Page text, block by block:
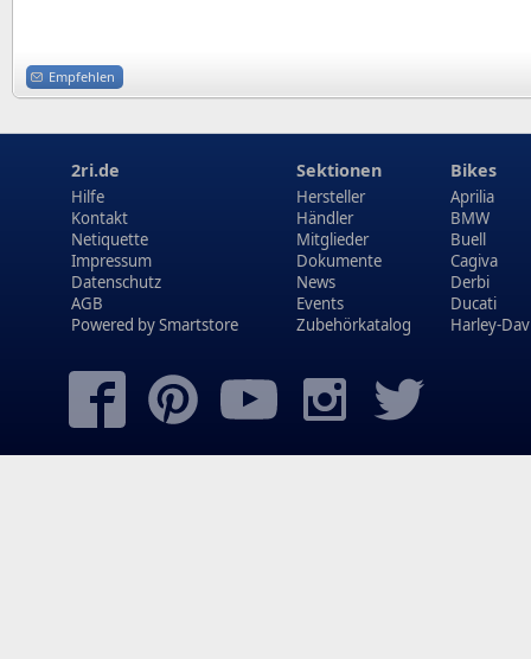
Empfehlen
2ri.de
Hilfe
Kontakt
Netiquette
Impressum
Datenschutz
AGB
Powered bySmartstore
Sektionen
Hersteller
Händler
Mitglieder
Dokumente
News
Events
Zubehörkatalog
Bikes
Aprilia
BMW
Buell
Cagiva
Derbi
Ducati
Harley-